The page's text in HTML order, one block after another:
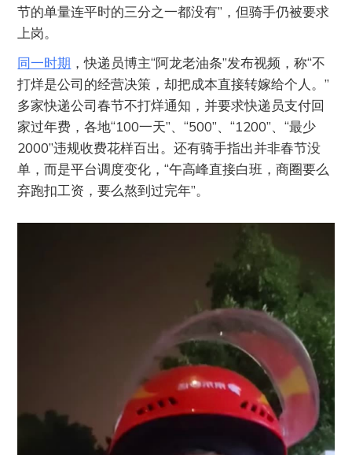
节的单量连平时的三分之一都没有”，但骑手仍被要求
上岗。
同一时期 ，快递员博主“阿龙老油条”发布视频，称“不
打烊是公司的经营决策，却把成本直接转嫁给个人。”
多家快递公司春节不打烊通知，并要求快递员支付回
家过年费，各地“100一天”、“500”、“1200”、“最少
2000”违规收费花样百出。还有骑手指出并非春节没
单，而是平台调度变化，“午高峰直接白班，商圈要么
弃跑扣工资，要么熬到过完年”。